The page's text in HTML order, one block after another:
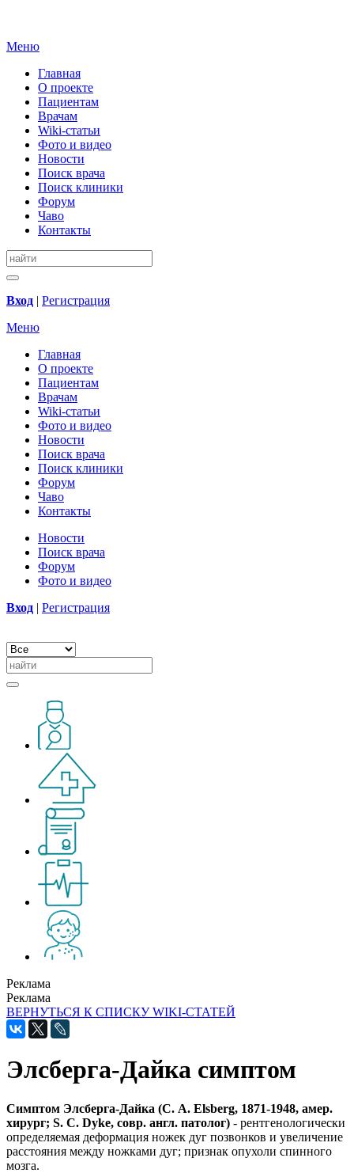
Меню
Главная
О проекте
Пациентам
Врачам
Wiki-статьи
Фото и видео
Новости
Поиск врача
Поиск клиники
Форум
Чаво
Контакты
Вход | Регистрация
Меню
Главная
О проекте
Пациентам
Врачам
Wiki-статьи
Фото и видео
Новости
Поиск врача
Поиск клиники
Форум
Чаво
Контакты
Новости
Поиск врача
Форум
Фото и видео
Вход | Регистрация
Реклама
Реклама
ВЕРНУТЬСЯ К СПИСКУ WIKI-СТАТЕЙ
Элсберга-Дайка симптом
Симптом Элсберга-Дайка (С. A. Elsberg, 1871-1948, амер.
хирург; S. С. Dyke, совр. англ. патолог) - рентгенологически
определяемая деформация ножек дуг позвонков и увеличение
расстояния между ножками дуг; признак опухоли спинного
мозга.